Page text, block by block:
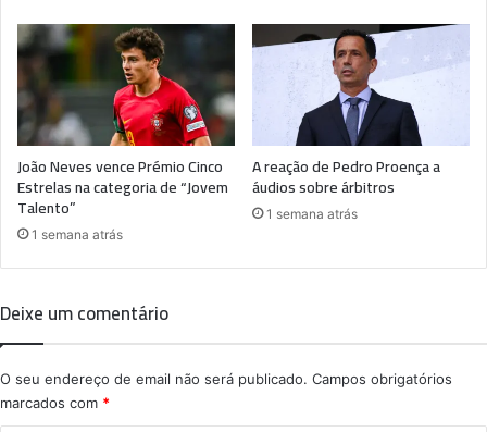
João Neves vence Prémio Cinco
Estrelas na categoria de “Jovem
Talento”
1 semana atrás
A reação de Pedro Proença a
áudios sobre árbitros
1 semana atrás
Deixe um comentário
O seu endereço de email não será publicado. Campos obrigatórios
marcados com *